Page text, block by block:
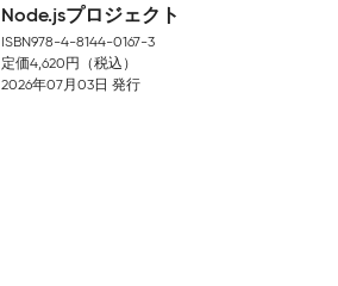
Node.jsプロジェクト
ISBN978-4-8144-0167-3
定価4,620円（税込）
2026年07月03日 発行